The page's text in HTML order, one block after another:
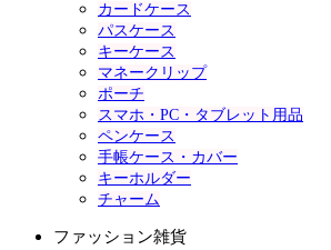
カードケース
パスケース
キーケース
マネークリップ
ポーチ
スマホ・PC・タブレット用品
ペンケース
手帳ケース・カバー
キーホルダー
チャーム
ファッション雑貨